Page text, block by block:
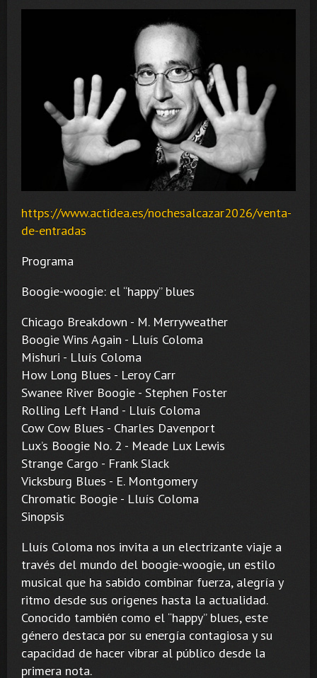
https://www.actidea.es/nochesalcazar2026/venta-
de-entradas
Programa
Boogie-woogie: el “happy” blues
Chicago Breakdown - M. Merryweather
Boogie Wins Again - Lluís Coloma
Mishuri - Lluís Coloma
How Long Blues - Leroy Carr
Swanee River Boogie - Stephen Foster
Rolling Left Hand - Lluís Coloma
Cow Cow Blues - Charles Davenport
Lux’s Boogie No. 2 - Meade Lux Lewis
Strange Cargo - Frank Slack
Vicksburg Blues - E. Montgomery
Chromatic Boogie - Lluís Coloma
Sinopsis
Lluís Coloma nos invita a un electrizante viaje a
través del mundo del boogie-woogie, un estilo
musical que ha sabido combinar fuerza, alegría y
ritmo desde sus orígenes hasta la actualidad.
Conocido también como el “happy” blues, este
género destaca por su energía contagiosa y su
capacidad de hacer vibrar al público desde la
primera nota.